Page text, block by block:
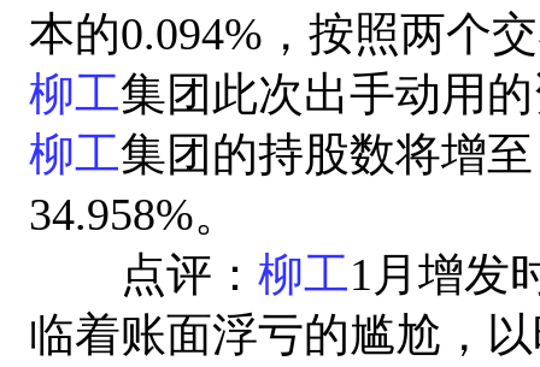
本的0.094%，按照两个
柳工集团此次出手动用
柳工集团的持股数将增
34.958%。
点评： 柳工1月增发
临着账面浮亏的尴尬，